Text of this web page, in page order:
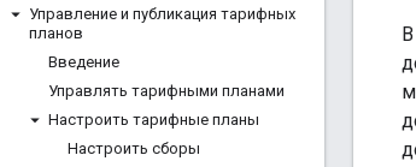
Управление и публикация тарифных
планов
Введение
Управлять тарифными планами
Настроить тарифные планы
Настроить сборы